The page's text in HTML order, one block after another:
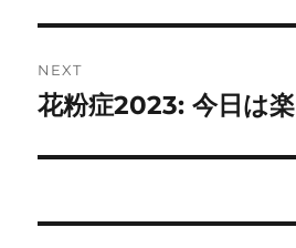
NEXT
Next
花粉症2023: 今日は楽